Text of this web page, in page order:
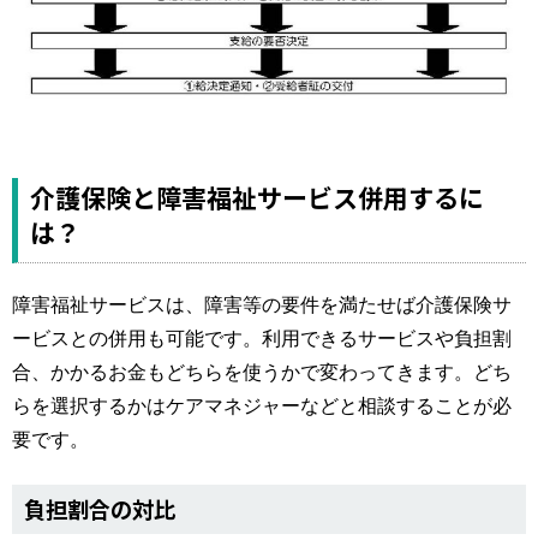
介護保険と障害福祉サービス併用するに
は？
障害福祉サービスは、障害等の要件を満たせば介護保険サ
ービスとの併用も可能です。利用できるサービスや負担割
合、かかるお金もどちらを使うかで変わってきます。どち
らを選択するかはケアマネジャーなどと相談することが必
要です。
負担割合の対比